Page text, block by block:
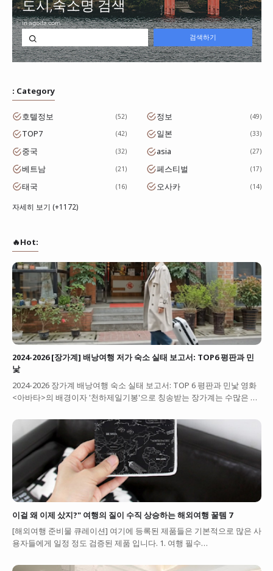
: Category
호텔정보 52 정보 49
TOP7 42 일본 33
중국 32 asia 27
베트남 21 페스티벌 17
태국 16 오사카 14
자세히 보기 (+1172)
🔥Hot:
2024-2026 [장가계] 배낭여행 저가 숙소 실태 보고서: TOP6 평판과 민
낯
2024-2026 장가계 배낭여행 숙소 실태 보고서: TOP 6 평판과 민낯 영화
<아바타>의 배경이자 '천하제일기봉'으로 칭송받는 장가계는 수많은 …
이걸 왜 이제 샀지?" 여행의 질이 수직 상승하는 해외여행 꿀템 7
[해외여행 준비물 큐레이션] 여기에 등록된 제품들은 기본적으로 많은 사
용자들에게 일정 정도 검증된 제품 입니다. 1. 여행 필수…